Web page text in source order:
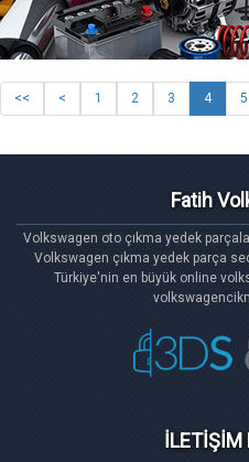
<< < 1 2 3 4 5
Fatih
Volkswagen oto çıkma yedek
Volkswagen çıkma yedek parça
Türkiye'nin en büyük online
İLETİŞİM